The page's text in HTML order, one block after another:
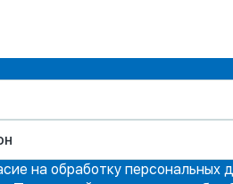
на обработку персональных